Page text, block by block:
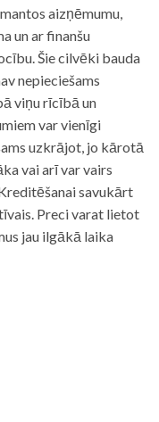
aizņēmumu,
un ar finanšu
Šie cilvēki bauda
nepieciešams
viņu rīcībā un
var vienīgi
uzkrājot, jo kārotā
vai arī var vairs
savukārt
Preci varat lietot
jau ilgākā laika